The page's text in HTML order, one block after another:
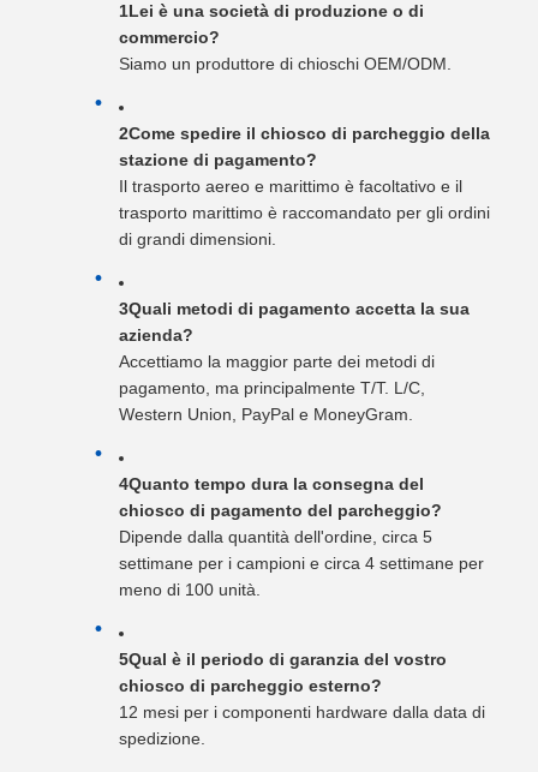
1Lei è una società di produzione o di
commercio?
Siamo un produttore di chioschi OEM/ODM.
2Come spedire il chiosco di parcheggio della
stazione di pagamento?
Il trasporto aereo e marittimo è facoltativo e il
trasporto marittimo è raccomandato per gli ordini
di grandi dimensioni.
3Quali metodi di pagamento accetta la sua
azienda?
Accettiamo la maggior parte dei metodi di
pagamento, ma principalmente T/T. L/C,
Western Union, PayPal e MoneyGram.
4Quanto tempo dura la consegna del
chiosco di pagamento del parcheggio?
Dipende dalla quantità dell'ordine, circa 5
settimane per i campioni e circa 4 settimane per
meno di 100 unità.
5Qual è il periodo di garanzia del vostro
chiosco di parcheggio esterno?
12 mesi per i componenti hardware dalla data di
spedizione.